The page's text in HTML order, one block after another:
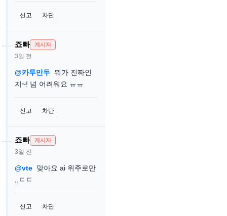
신고 차단
죠빠 게시자
3일 전
@카투만두 뭐가 진짜인
지~! 넘 어려워요 ㅠㅠ
신고 차단
죠빠 게시자
3일 전
@vte 맞아요 ai 위주로만
,,ㄷㄷ
신고 차단